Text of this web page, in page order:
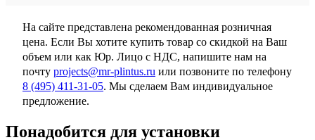
На сайте представлена рекомендованная розничная
цена. Если Вы хотите купить товар со скидкой на Ваш
объем или как Юр. Лицо с НДС, напишите нам на
почту projects@mr-plintus.ru или позвоните по телефону
8 (495) 411-31-05. Мы сделаем Вам индивидуальное
предложение.
Понадобится для установки